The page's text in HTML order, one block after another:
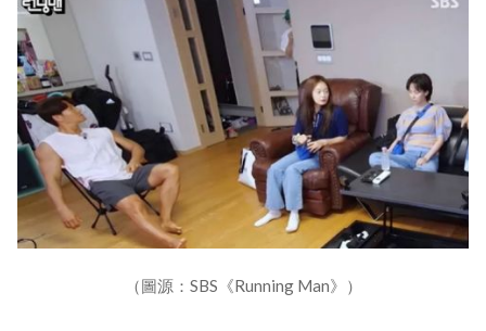
（圖源：SBS《Running Man》）